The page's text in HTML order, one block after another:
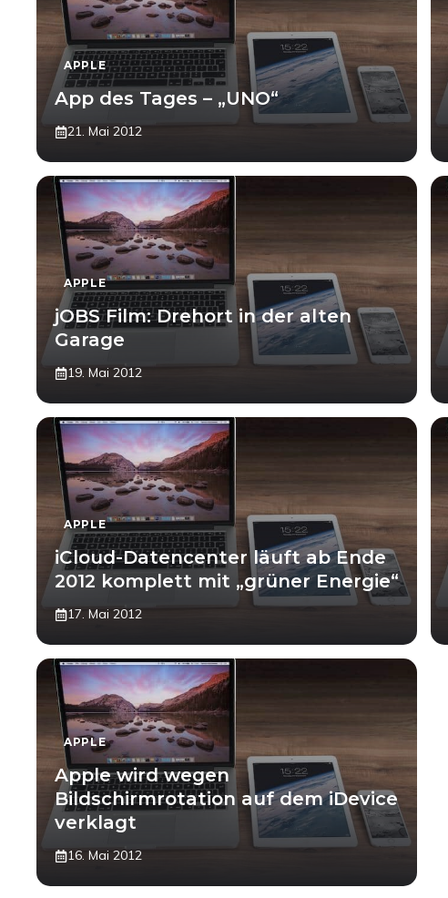
APPLE
App des Tages – „UNO“
21. Mai 2012
APPLE
jOBS Film: Drehort in der alten
Garage
19. Mai 2012
APPLE
iCloud-Datencenter läuft ab Ende
2012 komplett mit „grüner Energie“
17. Mai 2012
APPLE
Apple wird wegen
Bildschirmrotation auf dem iDevice
verklagt
16. Mai 2012